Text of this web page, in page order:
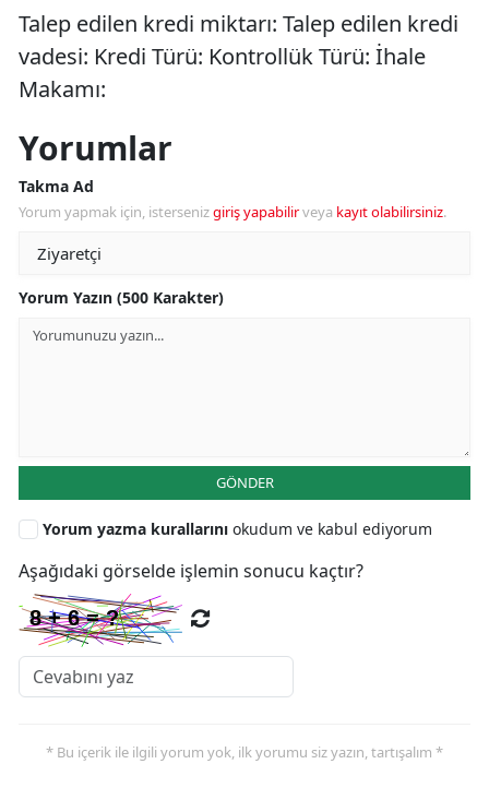
Talep edilen kredi miktarı: Talep edilen kredi
vadesi: Kredi Türü: Kontrollük Türü: İhale
Makamı:
Yorumlar
Takma Ad
Yorum yapmak için, istersenizgiriş yapabilirveya kayıt olabilirsiniz.
Yorum Yazın (500 Karakter)
GÖNDER
Yorum yazma kurallarını okudum ve kabul ediyorum
Aşağıdaki görselde işlemin sonucu kaçtır?
* Bu içerik ile ilgili yorum yok, ilk yorumu siz yazın, tartışalım *